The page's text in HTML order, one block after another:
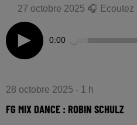
27 octobre 2025 🎧
0:00
28 octobre 2025 - 1 h
FG MIX DANCE : ROBIN SCHULZ